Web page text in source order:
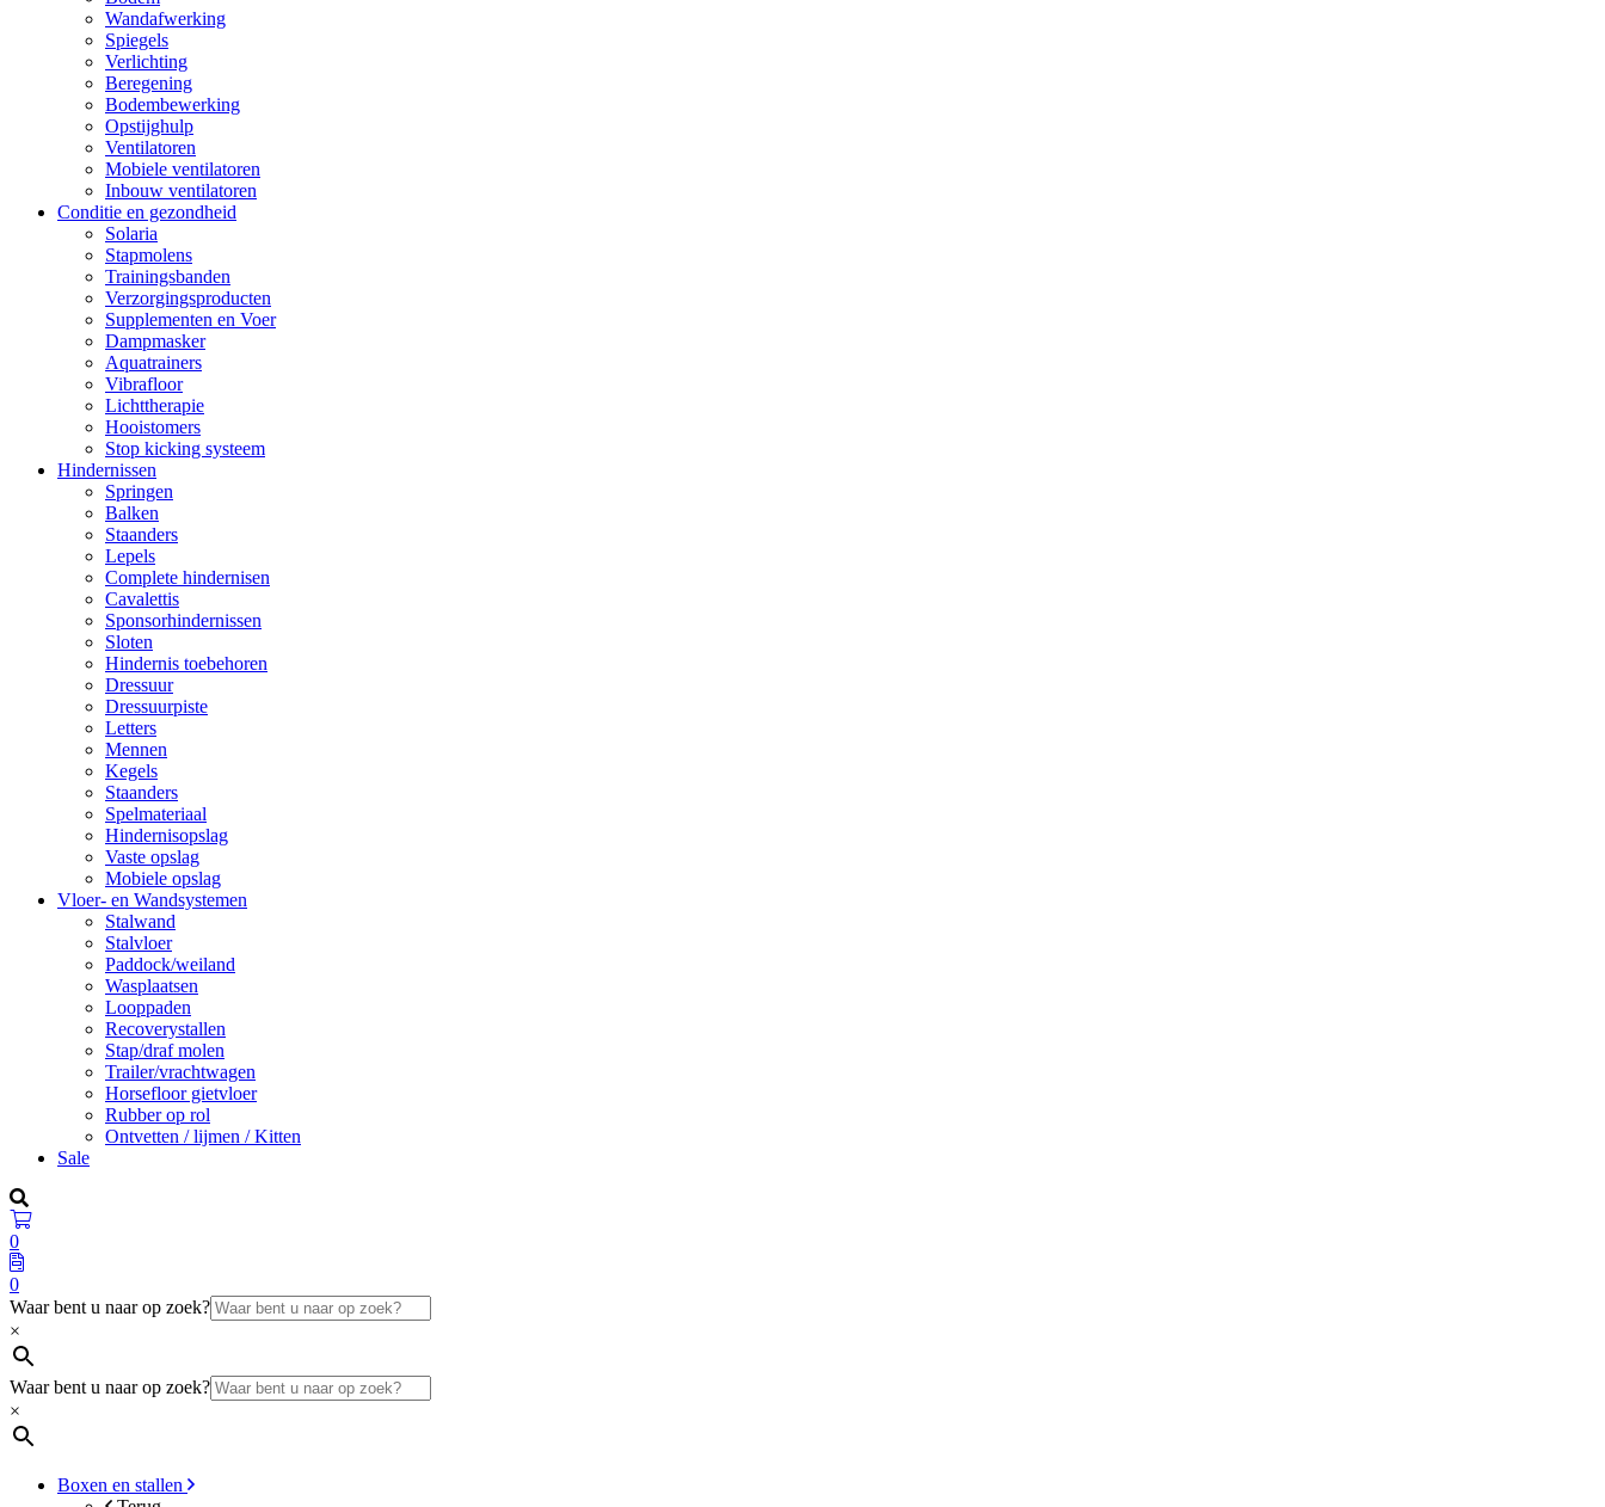
Wandafwerking
Spiegels
Verlichting
Beregening
Bodembewerking
Opstijghulp
Ventilatoren
Mobiele ventilatoren
Inbouw ventilatoren
Conditie en gezondheid
Solaria
Stapmolens
Trainingsbanden
Verzorgingsproducten
Supplementen en Voer
Dampmasker
Aquatrainers
Vibrafloor
Lichttherapie
Hooistomers
Stop kicking systeem
Hindernissen
Springen
Balken
Staanders
Lepels
Complete hindernisen
Cavalettis
Sponsorhindernissen
Sloten
Hindernis toebehoren
Dressuur
Dressuurpiste
Letters
Mennen
Kegels
Staanders
Spelmateriaal
Hindernisopslag
Vaste opslag
Mobiele opslag
Vloer- en Wandsystemen
Stalwand
Stalvloer
Paddock/weiland
Wasplaatsen
Looppaden
Recoverystallen
Stap/draf molen
Trailer/vrachtwagen
Horsefloor gietvloer
Rubber op rol
Ontvetten / lijmen / Kitten
Sale
0
0
Waar bent u naar op zoek?
×
Waar bent u naar op zoek?
×
Boxen en stallen